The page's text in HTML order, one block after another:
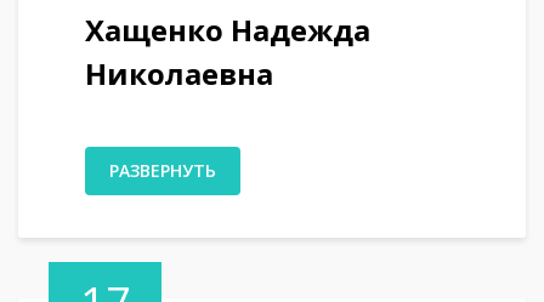
Хащенко Надежда
Николаевна
РАЗВЕРНУТЬ